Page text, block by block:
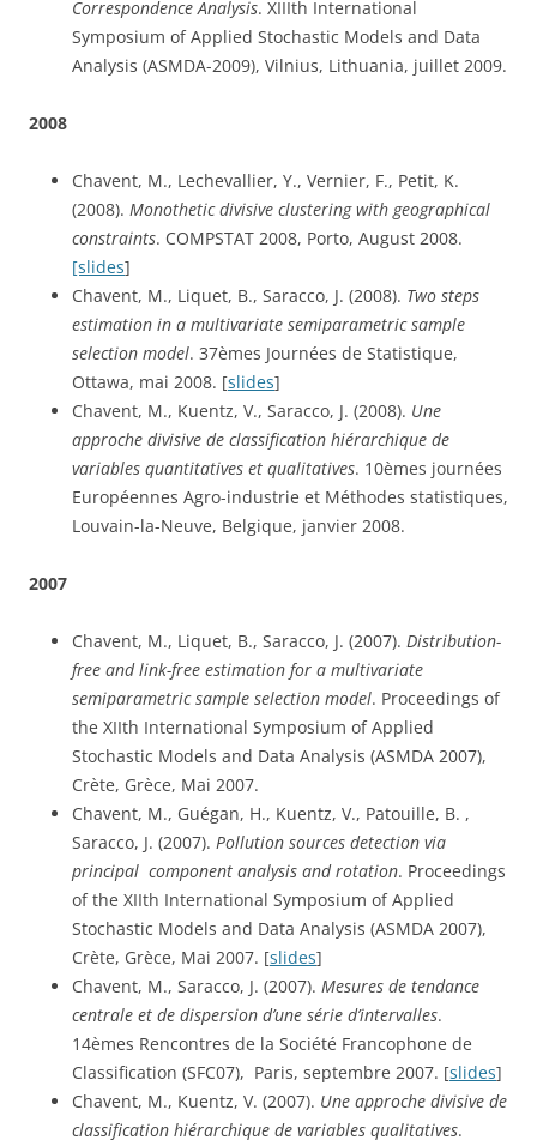
Correspondence Analysis. XIIIth International
Symposium of Applied Stochastic Models and Data
Analysis (ASMDA-2009), Vilnius, Lithuania, juillet 2009.
2008
Chavent, M., Lechevallier, Y., Vernier, F., Petit, K.
(2008). Monothetic divisive clustering with geographical
constraints
[slides]
Chavent, M., Liquet, B., Saracco, J. (2008). Two steps
estimation in a multivariate semiparametric sample
selection model. 37èmes Journées de Statistique,
Ottawa, mai 2008. [slides]
Chavent, M., Kuentz, V., Saracco, J. (2008). Une
approche divisive de classification hiérarchique de
variables quantitatives et qualitatives. 10èmes journées
Européennes Agro-industrie et Méthodes statistiques,
Louvain-la-Neuve, Belgique, janvier 2008.
2007
Chavent, M., Liquet, B., Saracco, J. (2007). Distribution-
free and link-free estimation for a multivariate
semiparametric sample selection model. Proceedings of
the XIIth International Symposium of Applied
Stochastic Models and Data Analysis (ASMDA 2007),
Crète, Grèce, Mai 2007.
Chavent, M., Guégan, H., Kuentz, V., Patouille, B. ,
Saracco, J. (2007). Pollution sources detection via
principal  component analysis and rotation. Proceedings
of the XIIth International Symposium of Applied
Stochastic Models and Data Analysis (ASMDA 2007),
Crète, Grèce, Mai 2007. [slides]
Chavent, M., Saracco, J. (2007). Mesures de tendance
centrale et de dispersion d’une série d’intervalles.
14èmes Rencontres de la Société Francophone de
Classification (SFC07),  Paris, septembre 2007. [slides]
Chavent, M., Kuentz, V. (2007). Une approche divisive de
classification hiérarchique de variables qualitatives.